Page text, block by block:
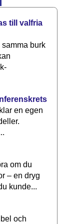
till valfria
burk
en egen
om du
– en dryg
kunde...
och